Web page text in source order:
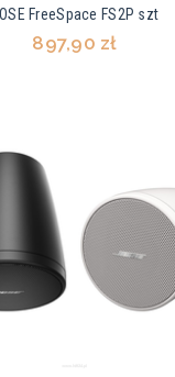
FreeSpace FS2P szt
897,90 zł